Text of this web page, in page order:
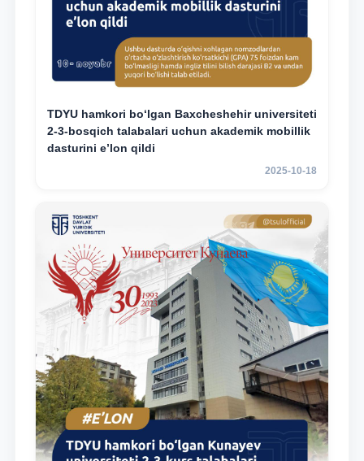
TDYU hamkori bo‘lgan Baxcheshehir universiteti
2-3-bosqich talabalari uchun akademik mobillik
dasturini e’lon qildi
2025-10-18